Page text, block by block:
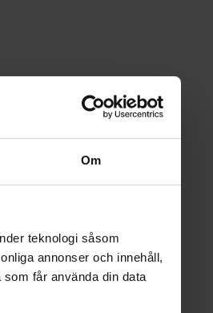
Om
teknologi såsom
annonser och innehåll,
får använda din data